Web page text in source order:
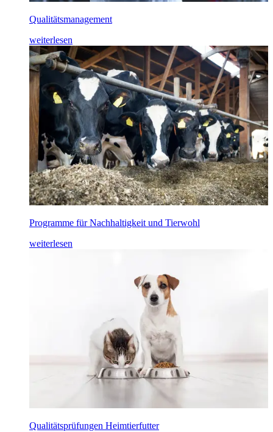
Qualitätsmanagement
weiterlesen
Programme für Nachhaltigkeit und Tierwohl
weiterlesen
Qualitätsprüfungen Heimtierfutter